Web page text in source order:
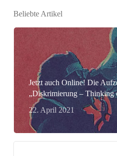
Beliebte Artikel
Jetzt auch Online! Die
„Diskrimierung – Thinking
22. April 2021